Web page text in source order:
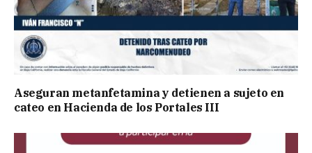
Aseguran metanfetamina y detienen a sujeto en
cateo en Hacienda de los Portales III